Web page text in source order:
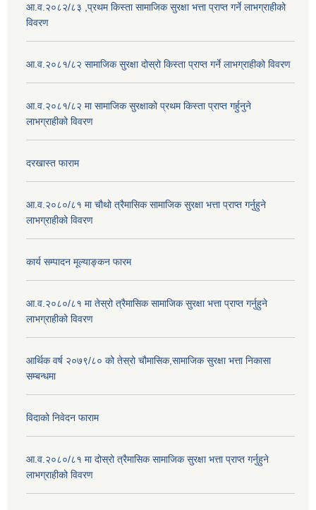
आ.व.२०८२/८३ ,प्रथम किस्ता सामाजिक सुरक्षा भत्ता प्राप्त गर्ने लाभग्राहीको
विवरण
आ.व.२०८१/८२ सामाजिक सुरक्षा दोस्रो किस्ता प्राप्त गर्ने लाभग्राहीको विवरण
आ.व.२०८१/८२ मा सामाजिक सुरक्षाको प्रथम किस्ता प्राप्त गर्हुनुने
लाभग्राहीको विवरण
दरखास्त फाराम
आ.व.२०८०/८१ मा चौथो त्रैमासिक सामाजिक सुरक्षा भत्ता प्राप्त गर्नुहुने
लाभग्राहीको विवरण
कार्य सम्पादन मूल्याङ्कन फारम
आ.व.२०८०/८१ मा तेस्रो त्रैमासिक सामाजिक सुरक्षा भत्ता प्राप्त गर्नुहुने
लाभग्राहीको विवरण
आर्थिक वर्ष २०७९/८० को तेस्रो चौमासिक,सामाजिक सुरक्षा भत्ता निकासा
सम्बन्धमा
विदाको निवेदन फाराम
आ.व.२०८०/८१ मा दोस्रो त्रैमासिक सामाजिक सुरक्षा भत्ता प्राप्त गर्नुहुने
लाभग्राहीको विवरण